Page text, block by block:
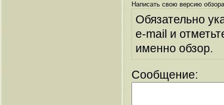
Написать свою версию
Обязательно
e-mail и
именно обзор.
Сообщение: